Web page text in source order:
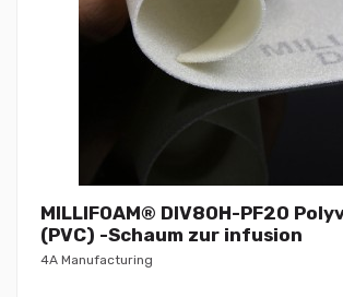
MILLIFOAM® DIV80H-PF20
(PVC) -Schaum zur infusion
4A Manufacturing